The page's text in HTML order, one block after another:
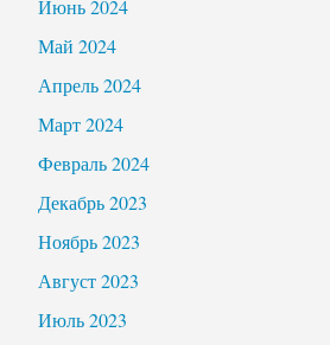
Июнь 2024
Май 2024
Апрель 2024
Март 2024
Февраль 2024
Декабрь 2023
Ноябрь 2023
Август 2023
Июль 2023